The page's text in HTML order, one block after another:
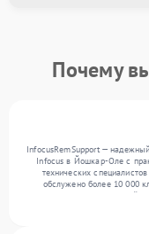
Почему
InfocusRemSupport —
Infocus в Йошкар-Оле с
технических
обслужено более 10 000
Ежемесячно в сервисный
работаем с широким